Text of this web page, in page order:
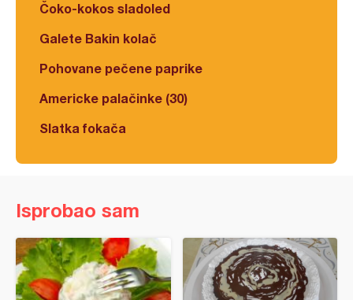
Čoko-kokos sladoled
Galete Bakin kolač
Pohovane pečene paprike
Americke palačinke (30)
Slatka fokača
Isprobao sam